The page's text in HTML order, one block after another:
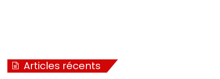
Articles récents